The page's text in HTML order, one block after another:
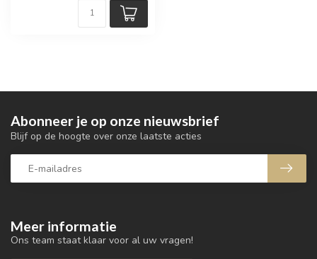
Meer informatie
Ons team staat klaar voor al uw vragen!
Abonneer je op onze nieuwsbrief
Blijf op de hoogte over onze laatste acties